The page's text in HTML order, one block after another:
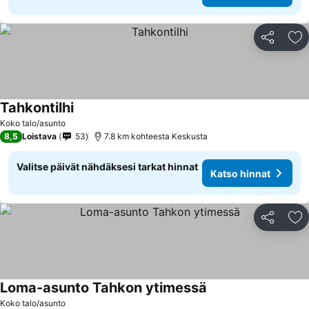
Jaa
Koko talo/asunto
TahkontilhiKatso hinnat
8,5 Loistava 53 7.8 km kohteesta Keskusta
Valitse päivät nähdäksesi tarkat hinnat
Katso hinnat
Jaa
Koko talo/asunto
Loma-asunto Tahkon ytimessä